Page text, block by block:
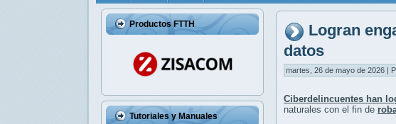
Productos FTTH
Tutoriales y Manuales
Logran
datos
martes, 26 de mayo de 2026 |
Ciberdelincuentes han
naturales con el fin de